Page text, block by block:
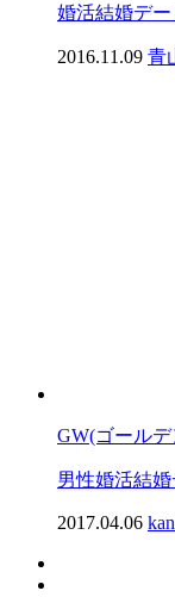
婚活結婚デー
2016.11.09 青
GW(ゴール
男性婚活結婚
2017.04.06